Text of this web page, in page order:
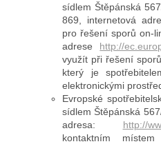
sídlem Štěpánská
869, internetová
pro řešení sporů on-
adrese http://
využít při řešení
který je
elektronickými
Evropské
sídlem Štěpánská
adresa: http://
kontaktním